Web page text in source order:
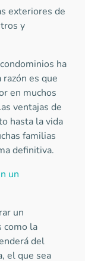
exteriores de
y
ha
es que
en muchos
ventajas de
hasta la vida
familias
definitiva.
un
un
como la
del
el que sea